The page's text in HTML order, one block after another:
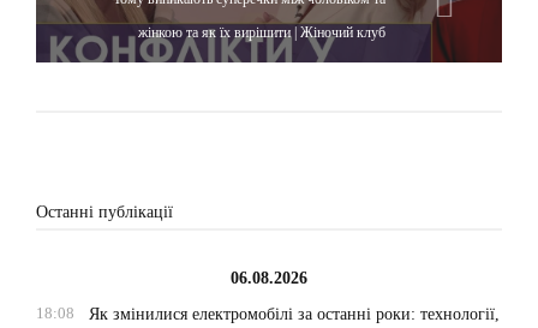
жінкою та як їх вирішити | Жіночий клуб
Останні публікації
06.08.2026
18:08
Як змінилися електромобілі за останні роки: технології,